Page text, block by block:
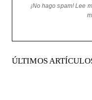
¡No hago spam! Lee
ÚLTIMOS